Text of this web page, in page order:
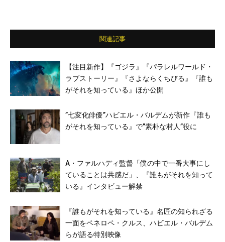
関連記事
【注目新作】『ゴジラ』『パラレルワールド・
ラブストーリー』『さよならくちびる』『誰も
がそれを知っている』ほか公開
”七変化俳優”ハビエル・バルデムが新作『誰も
がそれを知っている』で”素朴な村人”役に
A・ファルハディ監督「僕の中で一番大事にし
ていることは共感だ」、『誰もがそれを知って
いる』インタビュー解禁
『誰もがそれを知っている』名匠の知られざる
一面をペネロペ・クルス、ハビエル・バルデム
らが語る特別映像